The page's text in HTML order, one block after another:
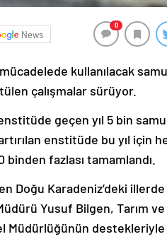
News
0
kullanılacak
çalışmalar sürüyor.
geçen yıl 5 bin
enstitüde bu yıl için
binden fazlası tamamlandı.
Doğu Karadeniz’deki illerde
Yusuf Bilgen, Tarım ve
Müdürlüğünün